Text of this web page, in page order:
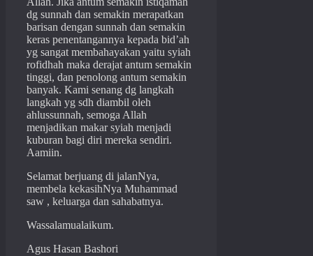
dg sunnah dan semakin merapatkan
barisan dengan sunnah dan semakin
keras penentangannya kepada bid’ah
yg sangat membahayakan yaitu syiah
rofidhah maka derajat antum semakin
tinggi, dan penolong antum semakin
banyak. Kami senang dg langkah
langkah yg sdh diambil oleh
ahlussunnah, semoga Allah
menjadikan makar syiah menjadi
kuburan bagi diri mereka sendiri.
Aamiin.
Selamat berjuang di jalanNya,
membela kekasihNya Muhammad
saw , keluarga dan sahabatnya.
Wassalamualaikum.
Agus Hasan Bashori